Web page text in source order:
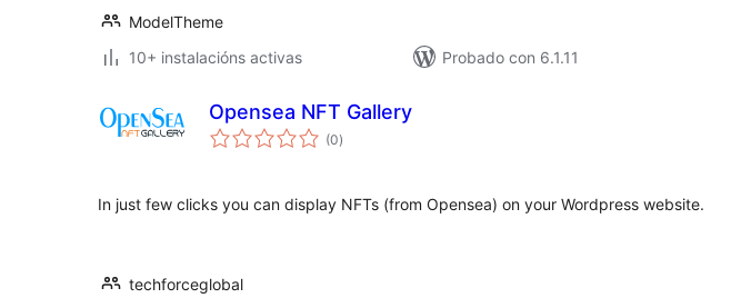
ModelTheme
10+ instalacións activas
Probado con 6.1.11
Opensea NFT Gallery
(0valoracións
totais
)
In just few clicks you can display NFTs (from Opensea) on your Wordpress website.
techforceglobal